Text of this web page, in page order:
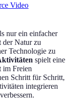
Video
nur ein einfacher
der Natur zu
Technologie zu
spielt eine
im Freien
Schritt für Schritt,
integrieren